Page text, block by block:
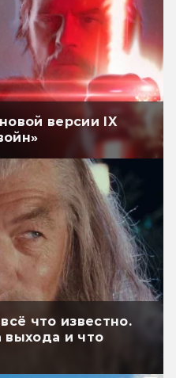
версии IX
что известно.
выхода и что